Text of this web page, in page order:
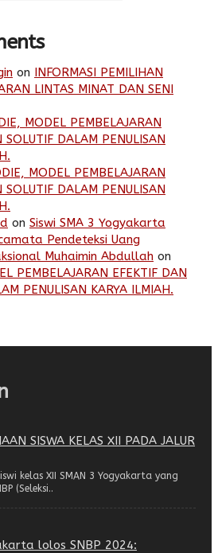
on INFORMASI PEMILIHAN
LINTAS MINAT DAN SENI
MODEL PEMBELAJARAN
SOLUTIF DALAM PENULISAN
MODEL PEMBELAJARAN
SOLUTIF DALAM PENULISAN
on Siswi SMA 3 Yogyakarta
Pendeteksi Uang
Muhaimin Abdullah on
PEMBELAJARAN EFEKTIF DAN
PENULISAN KARYA ILMIAH.
SISWA KELAS XII PADA JALUR
kelas XII SMAN 3 Yogyakarta yang
(Seleksi..
lolos SNBP 2024: